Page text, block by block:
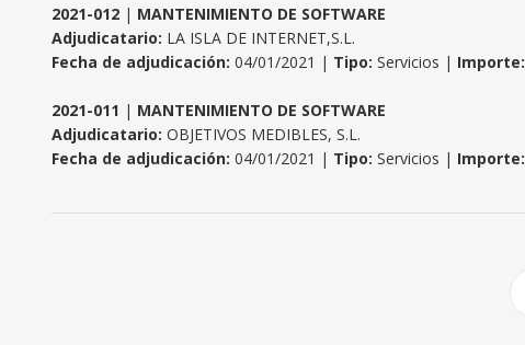
2021-012 | MANTENIMIENTO DE SOFTWARE
Adjudicatario: LA ISLA DE INTERNET,S.L.
Fecha de adjudicación: 04/01/2021 | Tipo: Servicios | Importe:
2021-011 | MANTENIMIENTO DE SOFTWARE
Adjudicatario: OBJETIVOS MEDIBLES, S.L.
Fecha de adjudicación: 04/01/2021 | Tipo: Servicios | Importe: